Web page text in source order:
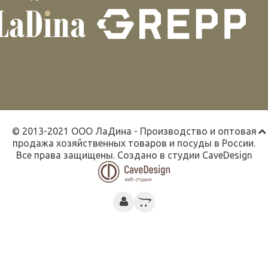
© 2013-2021 ООО ЛаДина - Производство и оптовая
продажа хозяйственных товаров и посуды в России.
Все права защищены. Создано в студии CaveDesign